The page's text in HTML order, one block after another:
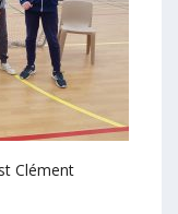
Clément